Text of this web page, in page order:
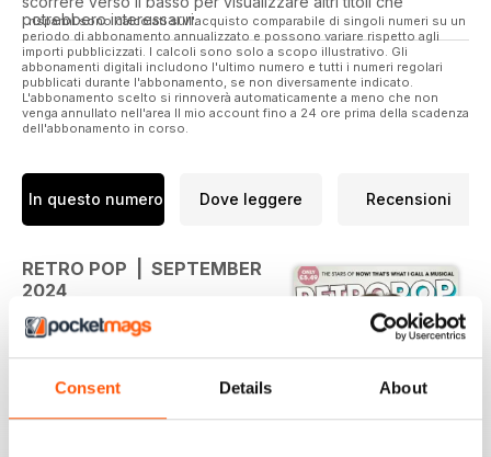
Consent Details About
potrebbero interessarvi.
I risparmi sono calcolati sull'acquisto comparabile di singoli numeri su un
periodo di abbonamento annualizzato e possono variare rispetto agli
importi pubblicizzati. I calcoli sono solo a scopo illustrativo. Gli
abbonamenti digitali includono l'ultimo numero e tutti i numeri regolari
pubblicati durante l'abbonamento, se non diversamente indicato.
L'abbonamento scelto si rinnoverà automaticamente a meno che non
venga annullato nell'area Il mio account fino a 24 ore prima della scadenza
dell'abbonamento in corso.
In questo numero Dove leggere Recensioni
RETRO POP | SEPTEMBER
2024
Two years since she returned to
the charts with her surprise 2022
LP, the brilliant ‘Boomerang’, Betty